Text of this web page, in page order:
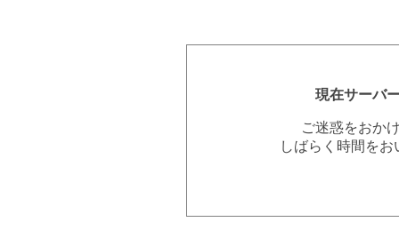
現在サーバ
ご迷惑をおか
しばらく時間を